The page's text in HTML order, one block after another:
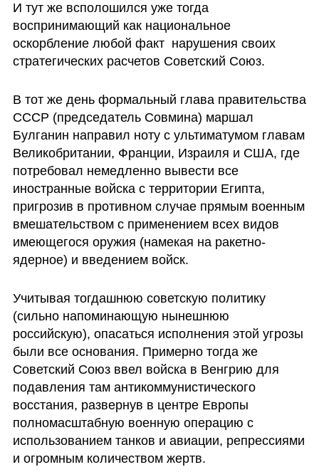
И тут же всполошился уже тогда
воспринимающий как национальное
оскорбление любой факт  нарушения своих
стратегических расчетов Советский Союз.
В тот же день формальный глава правительства
СССР (председатель Совмина) маршал
Булганин направил ноту с ультиматумом главам
Великобритании, Франции, Израиля и США, где
потребовал немедленно вывести все
иностранные войска с территории Египта,
пригрозив в противном случае прямым военным
вмешательством с применением всех видов
имеющегося оружия (намекая на ракетно-
ядерное) и введением войск.
Учитывая тогдашнюю советскую политику
(сильно напоминающую нынешнюю
российскую), опасаться исполнения этой угрозы
были все основания. Примерно тогда же
Советский Союз ввел войска в Венгрию для
подавления там антикоммунистического
восстания, развернув в центре Европы
полномасштабную военную операцию с
использованием танков и авиации, репрессиями
и огромным количеством жертв.